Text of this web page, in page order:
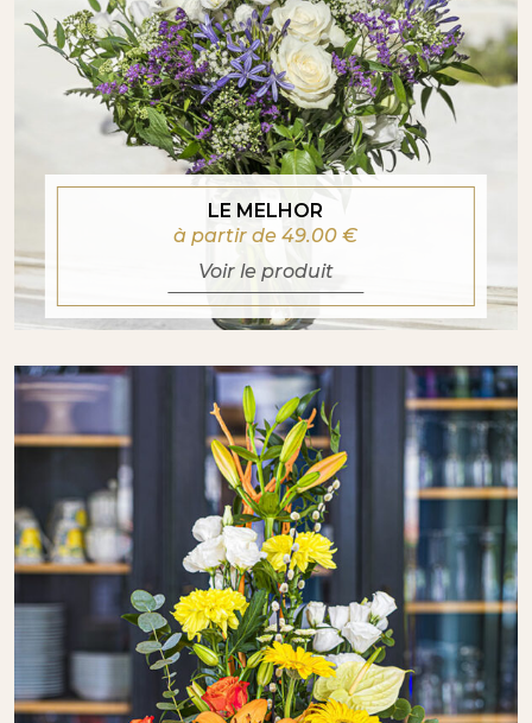
LE MELHOR
à partir de 49.00€
Voir le produit